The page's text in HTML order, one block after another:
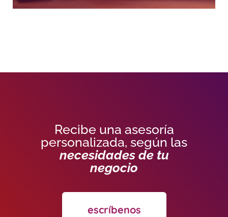
Recibe una asesoría
personalizada, según las
necesidades de tu
negocio
escríbenos